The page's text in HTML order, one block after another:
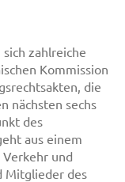
zahlreiche
Kommission
die
nächsten sechs
des
aus einem
und
Mitglieder des